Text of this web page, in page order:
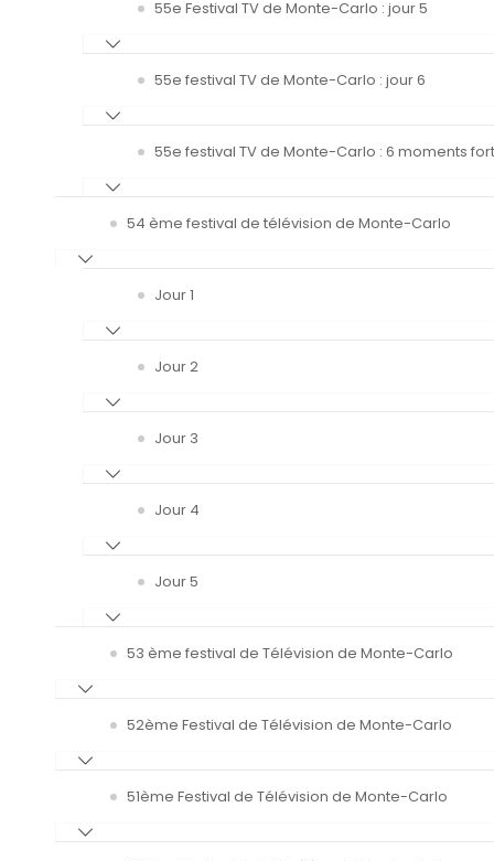
55e Festival TV de Monte-Carlo : jour 5
55e festival TV de Monte-Carlo : jour 6
55e festival TV de Monte-Carlo : 6 moments
54 ème festival de télévision de Monte-Carlo
Jour 1
Jour 2
Jour 3
Jour 4
Jour 5
53 ème festival de Télévision de Monte-Carlo
52ème Festival de Télévision de Monte-Carlo
51ème Festival de Télévision de Monte-Carlo